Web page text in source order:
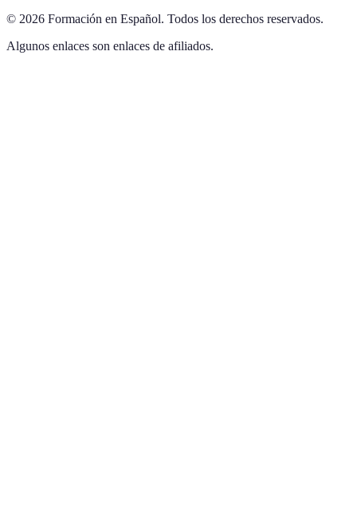
© 2026 Formación en Español. Todos los derechos reservados.
Algunos enlaces son enlaces de afiliados.